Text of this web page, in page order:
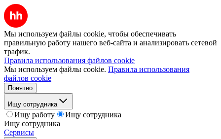
Мы используем файлы cookie, чтобы обеспечивать
правильную работу нашего веб-сайта и анализировать сетевой
трафик.
Правила использования файлов cookie
Мы используем файлы cookie. Правила использования
файлов cookie
Понятно
Ищу сотрудника
Ищу работу
Ищу сотрудника
Ищу сотрудника
Сервисы